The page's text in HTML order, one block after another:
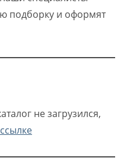
подборку и оформят
не загрузился,
ссылке